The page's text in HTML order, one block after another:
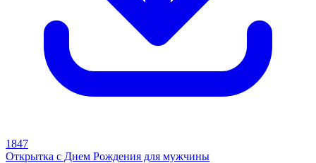
1847
Открытка с Днем Рождения для мужчины